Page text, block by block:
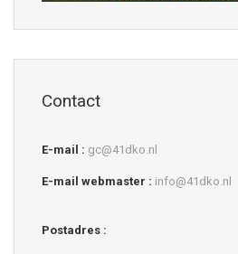
Contact
E-mail : gc@41dko.nl
E-mail webmaster : info@41dko.nl
Postadres :